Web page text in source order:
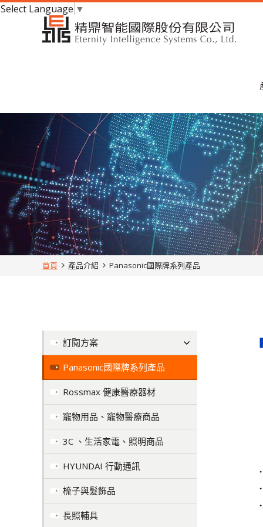
Select Language ▼
首頁 產品介紹 Panasonic國際牌系列產品
訂閱方案
Panasonic國際牌系列產品
Rossmax 健康醫療器材
寵物用品、寵物醫療商品
3C 、生活家電、照明商品
HYUNDAI 行動通訊
梳子與髮飾品
長照輔具